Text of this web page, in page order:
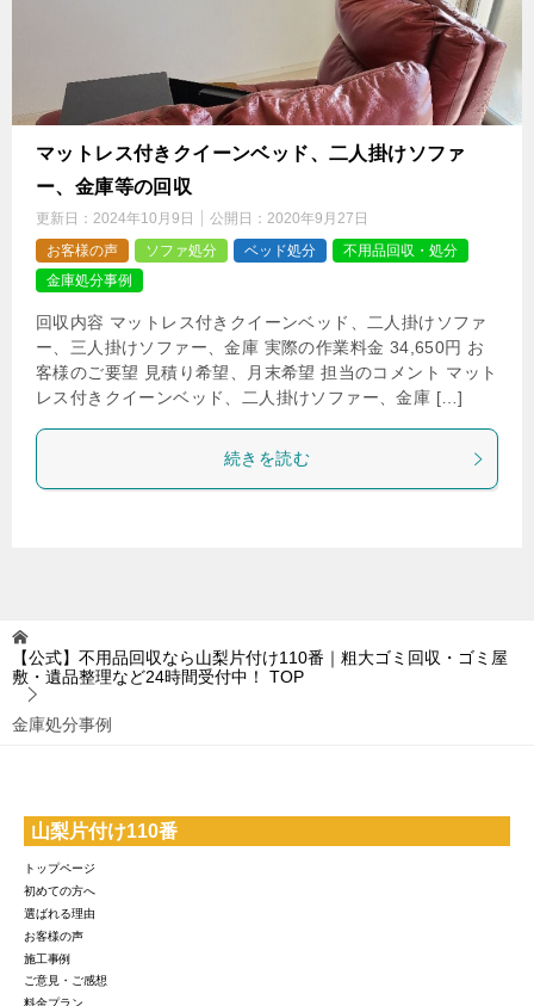
マットレス付きクイーンベッド、二人掛けソファ
ー、金庫等の回収
更新日： 2024年10月9日 公開日： 2020年9月27日
お客様の声
ソファ処分 ベッド処分
不用品回収・処分
金庫処分事例
回収内容 マットレス付きクイーンベッド、二人掛けソファ
ー、三人掛けソファー、金庫 実際の作業料金 34,650円 お
客様のご要望 見積り希望、月末希望 担当のコメント マット
レス付きクイーンベッド、二人掛けソファー、金庫 […]
続きを読む
【公式】不用品回収なら山梨片付け110番｜粗大ゴミ回収・ゴミ屋
敷・遺品整理など24時間受付中！
TOP
金庫処分事例
山梨片付け110番
トップページ
初めての方へ
選ばれる理由
お客様の声
施工事例
ご意見・ご感想